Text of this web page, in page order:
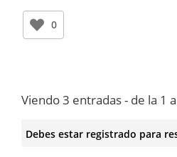
0
Viendo 3 entradas - de la 1
Debes estar registrado para